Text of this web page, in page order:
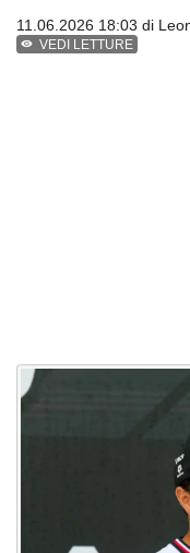
11.06.2026 18:03 di
VEDI LETTURE